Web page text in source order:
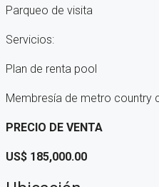
Parqueo de visita
Servicios:
Plan de renta pool
Membresía de metro country
PRECIO DE VENTA
US$ 185,000.00